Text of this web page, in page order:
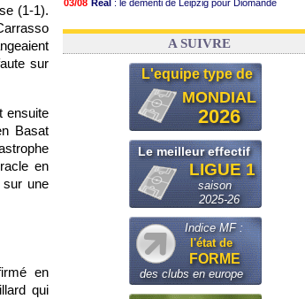
(1-1).
sur
ensuite
Basat
en
sur une
en
qui
03/08 Real : le démenti de Leipzig pour Diomandé
31/07 FIFA: le conseiller d'Infantino démissionne !
A SUIVRE
L'equipe type de
MONDIAL
2026
Le meilleur effectif
LIGUE 1
saison
2025-26
Indice MF :
l'état de
FORME
des clubs en europe